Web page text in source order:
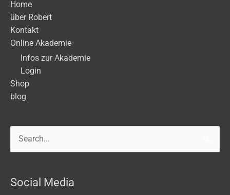
Home
über Robert
Kontakt
Online Akademie
Infos zur Akademie
Login
Shop
blog
Search
for:
Social Media